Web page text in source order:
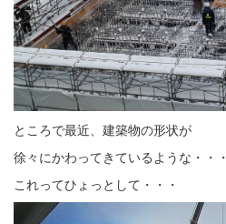
ところで最近、建築物の形状が
徐々にかわってきているような・・・
これってひょっとして・・・